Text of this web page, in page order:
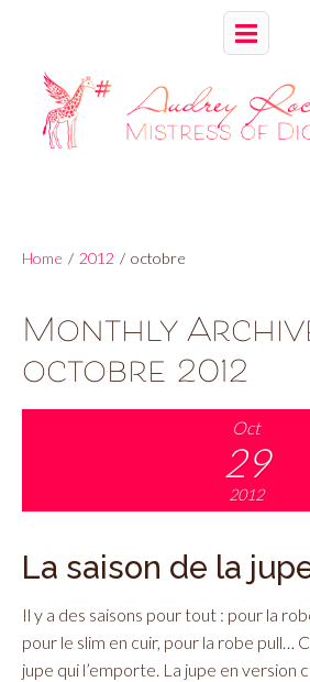
Home / 2012 / octobre
Monthly
octobre 2012
Oct
29
2012
La saison de la
Il y a des saisons pour tout : pour la
pour le slim en cuir, pour la robe pull…
jupe qui l’emporte. La jupe en version